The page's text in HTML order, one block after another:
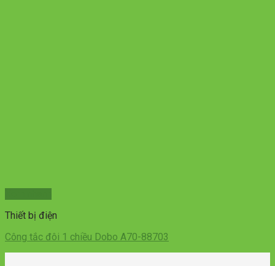
Thiết bị điện
Công tắc đôi 1 chiều Dobo A70-88703